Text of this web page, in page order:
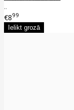
..
€899